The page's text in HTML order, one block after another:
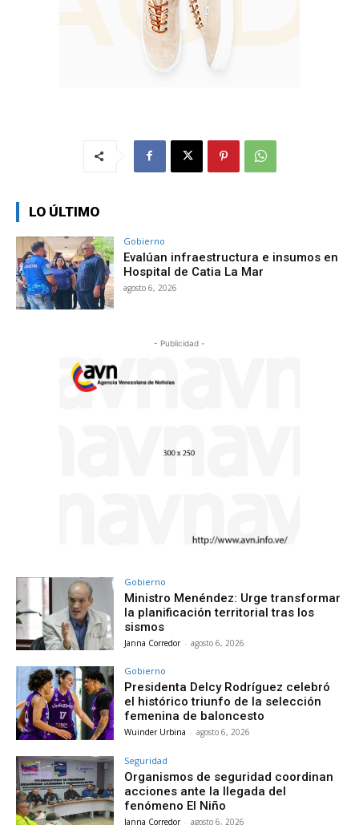
LO ÚLTIMO
Gobierno
Evalúan infraestructura e insumos en
Hospital de Catia La Mar
agosto 6, 2026
- Publicidad -
Gobierno
Ministro Menéndez: Urge transformar
la planificación territorial tras los
sismos
Janna Corredor - agosto 6, 2026
Gobierno
Presidenta Delcy Rodríguez celebró
el histórico triunfo de la selección
femenina de baloncesto
Wuinder Urbina - agosto 6, 2026
Seguridad
Organismos de seguridad coordinan
acciones ante la llegada del
fenómeno El Niño
Janna Corredor - agosto 6, 2026